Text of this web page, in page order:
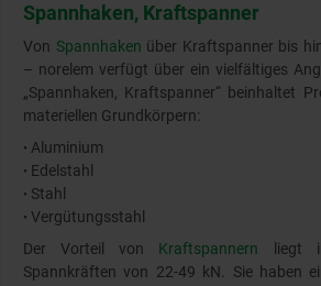
Spannhaken, Kraftspanner
Von Spannhaken über Kraftspanner bis
– norelem verfügt über ein vielfältiges
„Spannhaken, Kraftspanner“ beinhaltet
materiellen Grundkörpern:
• Aluminium
• Edelstahl
• Stahl
• Vergütungsstahl
Der Vorteil von Kraftspannern liegt
Spannkräften von 22-49 kN. Sie haben